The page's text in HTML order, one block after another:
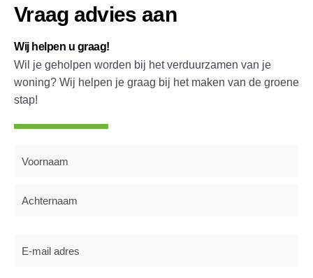
Vraag advies aan
Wij helpen u graag!
Wil je geholpen worden bij het verduurzamen van je
woning? Wij helpen je graag bij het maken van de groene
stap!
mailadres